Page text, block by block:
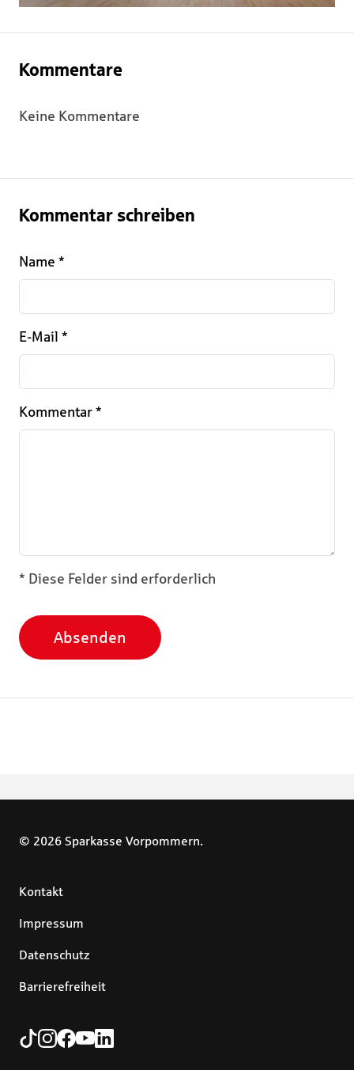
Kommentare
Keine Kommentare
Kommentar schreiben
Name *
E-Mail *
Kommentar *
* Diese Felder sind erforderlich
Absenden
© 2026 Sparkasse Vorpommern.
Kontakt
Impressum
Datenschutz
Barrierefreiheit